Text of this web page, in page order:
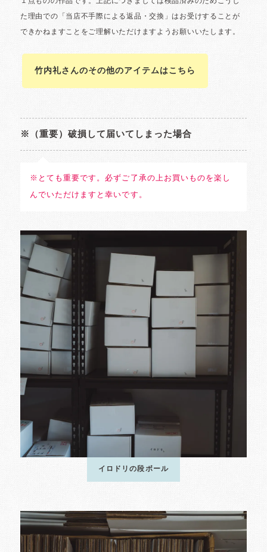
竹内礼さんのその他のアイテムはこちら
※（重要）破損して届いてしまった場合
※とても重要です。必ずご了承の上お買いものを楽し
んでいただけますと幸いです。
イロドリの段ボール